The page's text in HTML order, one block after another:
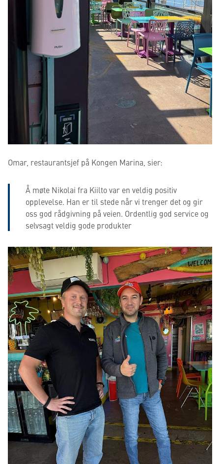
Omar, restaurantsjef på Kongen Marina, sier:
Å møte Nikolai fra Kiilto var en veldig positiv
opplevelse. Han er til stede når vi trenger det og gir
oss god rådgivning på veien. Ordentlig god service og
selvsagt veldig gode produkter